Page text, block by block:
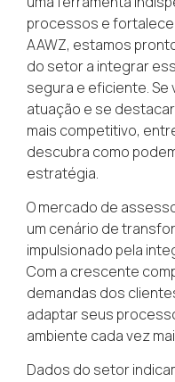
processos e
AAWZ, estamos
do setor a integrar
segura e eficiente. Se
atuação e se
mais competitivo,
descubra como
estratégia.
O mercado de
um cenário de
impulsionado pela
Com a crescente
demandas dos
adaptar seus
ambiente cada vez
Dados do setor